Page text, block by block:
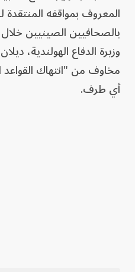
المعروف بمواقفه المنتقدة
بالصحافيين الصينيين
وزيرة الدفاع الهولندية،
مخاوف من "انتهاك
أي طرف.